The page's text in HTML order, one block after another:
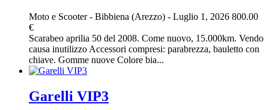
Moto e Scooter- Bibbiena (Arezzo) - Luglio 1, 2026 800.00
€
Scarabeo aprilia 50 del 2008. Come nuovo, 15.000km. Vendo
causa inutilizzo Accessori compresi: parabrezza, bauletto con
chiave. Gomme nuove Colore bia...
Garelli VIP3